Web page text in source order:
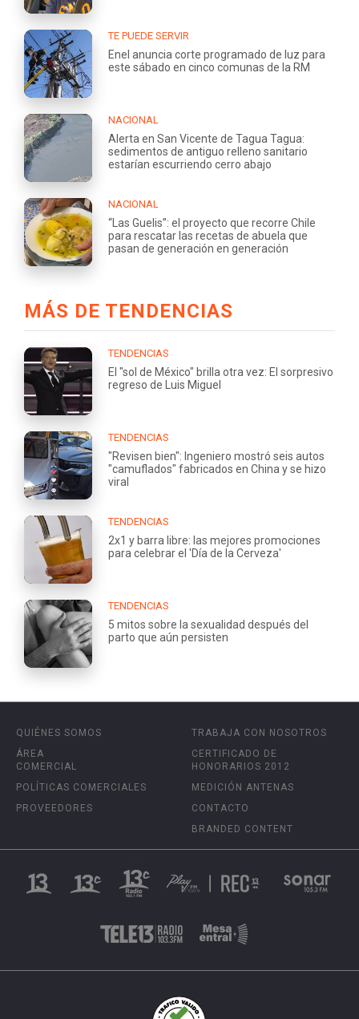
TE PUEDE SERVIR
Enel anuncia corte programado de luz para
este sábado en cinco comunas de la RM
NACIONAL
Alerta en San Vicente de Tagua Tagua:
sedimentos de antiguo relleno sanitario
estarían escurriendo cerro abajo
NACIONAL
“Las Guelis”: el proyecto que recorre Chile
para rescatar las recetas de abuela que
pasan de generación en generación
MÁS DE TENDENCIAS
TENDENCIAS
El "sol de México" brilla otra vez: El sorpresivo
regreso de Luis Miguel
TENDENCIAS
"Revisen bien": Ingeniero mostró seis autos
"camuflados" fabricados en China y se hizo
viral
TENDENCIAS
2x1 y barra libre: las mejores promociones
para celebrar el 'Día de la Cerveza'
TENDENCIAS
5 mitos sobre la sexualidad después del
parto que aún persisten
QUIÉNES SOMOS
ÁREA
COMERCIAL
POLÍTICAS COMERCIALES
PROVEEDORES
TRABAJA CON NOSOTROS
CERTIFICADO DE
HONORARIOS 2012
MEDICIÓN ANTENAS
CONTACTO
BRANDED CONTENT